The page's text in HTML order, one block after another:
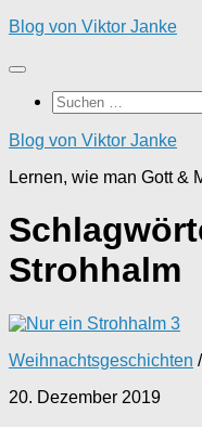
Zum
springen
Blog von Viktor Janke
Suchen
nach:
Blog von Viktor Janke
Lernen, wie man Gott &
Strohhalm
3
Weihnachtsgeschichten /
20. Dezember 2019